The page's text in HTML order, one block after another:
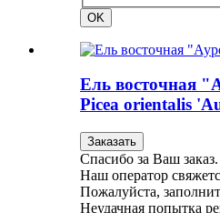
OK
Ель восточная
Picea orientalis
Заказать
Спасибо за Ваш заказ.
Наш оператор
Пожалуйста,
Неудачная попытка